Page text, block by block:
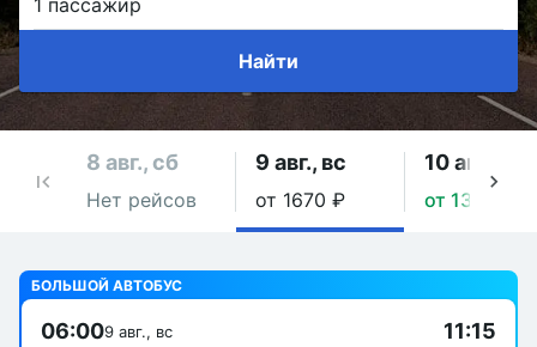
Найти
8 авг., сб
Нет рейсов
9 авг., вс
от 1670 ₽
10 авг., пн
от 1380 ₽
БОЛЬШОЙ АВТОБУС
06:009 авг., вс 11:15